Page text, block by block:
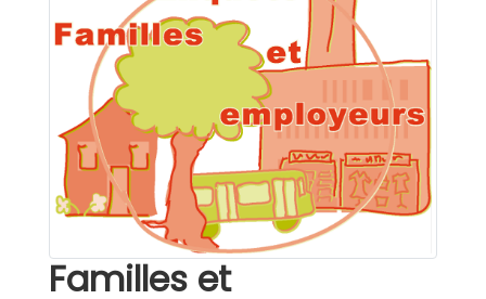
Familles et